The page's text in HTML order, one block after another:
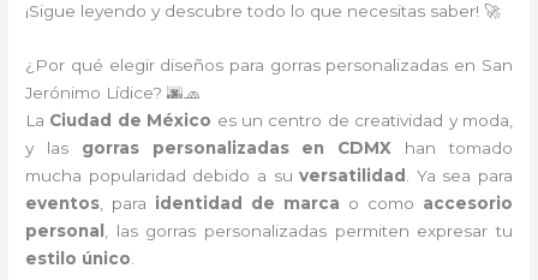
¡Sigue leyendo y descubre todo lo que necesitas saber! 🚀
¿Por qué elegir diseños para gorras personalizadas en San
Jerónimo Lídice? 🌆🧢
La Ciudad de México es un centro de creatividad y moda,
y las gorras personalizadas en CDMX han tomado
mucha popularidad debido a suversatilidad
. Ya sea para
eventos , para identidad de marca o como accesorio
personal
, las gorras personalizadas permiten expresar tu
estilo único